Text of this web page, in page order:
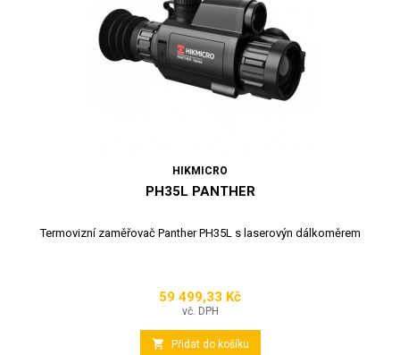
HIKMICRO
PH35L PANTHER
Termovizní zaměřovač Panther PH35L s laserovýn dálkoměrem
Cena
59 499,33 Kč
vč. DPH
 Přidat do košíku